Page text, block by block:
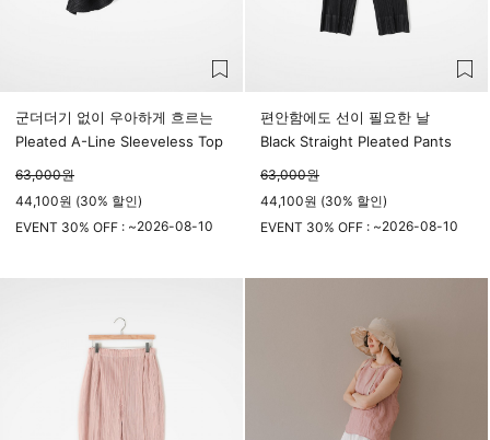
군더더기 없이 우아하게 흐르는
Pleated A-Line Sleeveless Top
63,000원
44,100원 (30% 할인)
EVENT 30% OFF : ~2026-08-10
편안함에도 선이 필요한 날
Black Straight Pleated Pants
63,000원
44,100원 (30% 할인)
EVENT 30% OFF : ~2026-08-10